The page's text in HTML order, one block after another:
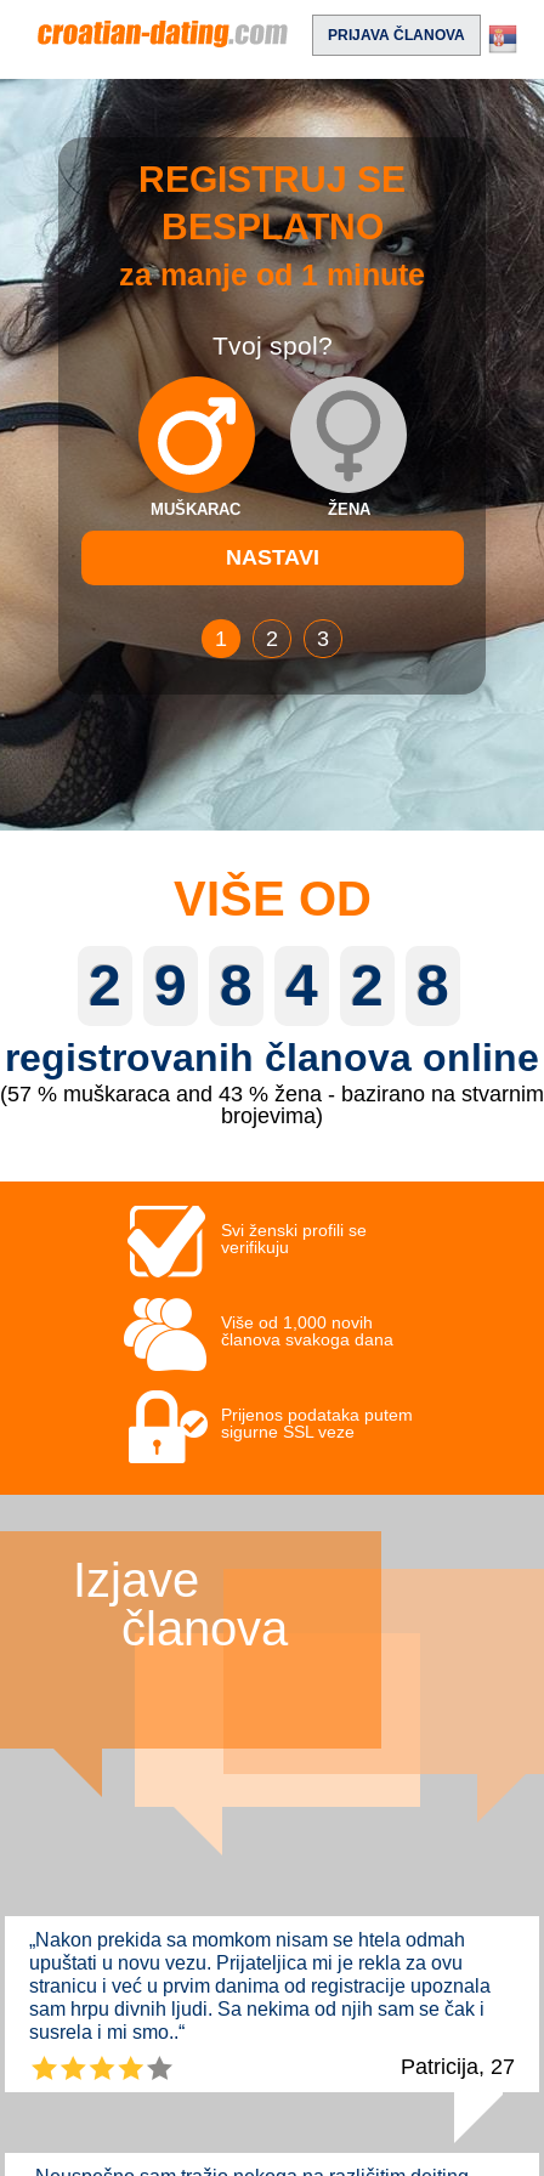
PRIJAVA ČLANOVA
REGISTRUJ SE
BESPLATNO
za manje od 1 minute
Tvoj spol?
MUŠKARAC ŽENA
1 2 3
VIŠE OD
2 9 8 4 2 8
registrovanih članova online
(57 % muškaraca and 43 % žena - bazirano na stvarnim
brojevima)
Svi ženski profili se
verifikuju
Više od 1,000 novih
članova svakoga dana
Prijenos podataka putem
sigurne SSL veze
Izjave
članova
„Nakon prekida sa momkom nisam se htela odmah
upuštati u novu vezu. Prijateljica mi je rekla za ovu
stranicu i već u prvim danima od registracije upoznala
sam hrpu divnih ljudi. Sa nekima od njih sam se čak i
susrela i mi smo..“
Patricija, 27